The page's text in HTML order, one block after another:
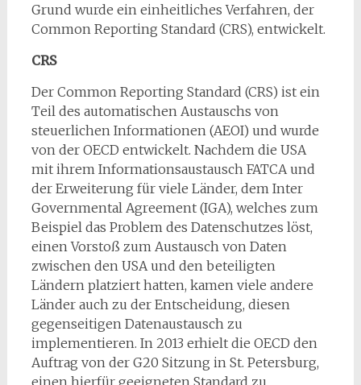
Grund wurde ein einheitliches Verfahren, der
Common Reporting Standard (CRS), entwickelt.
CRS
Der Common Reporting Standard (CRS) ist ein
Teil des automatischen Austauschs von
steuerlichen Informationen (AEOI) und wurde
von der OECD entwickelt. Nachdem die USA
mit ihrem Informationsaustausch FATCA und
der Erweiterung für viele Länder, dem Inter
Governmental Agreement (IGA), welches zum
Beispiel das Problem des Datenschutzes löst,
einen Vorstoß zum Austausch von Daten
zwischen den USA und den beteiligten
Ländern platziert hatten, kamen viele andere
Länder auch zu der Entscheidung, diesen
gegenseitigen Datenaustausch zu
implementieren. In 2013 erhielt die OECD den
Auftrag von der G20 Sitzung in St. Petersburg,
einen hierfür geeigneten Standard zu